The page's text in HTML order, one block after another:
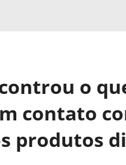
o
contato
produtos